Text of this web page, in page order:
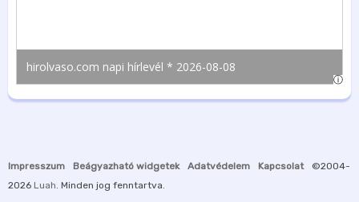
Impresszum Beágyazható widgetek Adatvédelem Kapcsolat
©2004-
2026 Luah . Minden jog fenntartva.